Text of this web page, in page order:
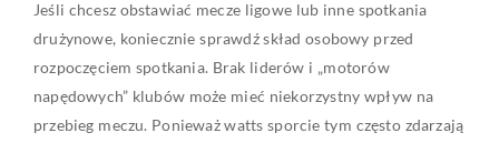
Jeśli chcesz obstawiać mecze ligowe lub inne spotkania
drużynowe, koniecznie sprawdź skład osobowy przed
rozpoczęciem spotkania. Brak liderów i „motorów
napędowych” klubów może mieć niekorzystny wpływ na
przebieg meczu. Ponieważ watts sporcie tym często zdarzają